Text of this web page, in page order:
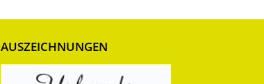
AUSZEICHNUNGEN